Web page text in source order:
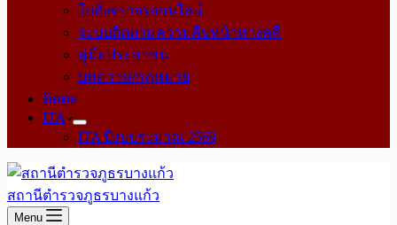
ใบสั่งจราจรออนไลน์
ระบบติดตามความคืบหน้าทางคดี
คู่มือประชาชน
บทความ/กฎหมาย
ติดต่อ
ITA
ITA ปีงบประมาณ 2569
สถานีตำรวจภูธรบางแก้ว
Menu